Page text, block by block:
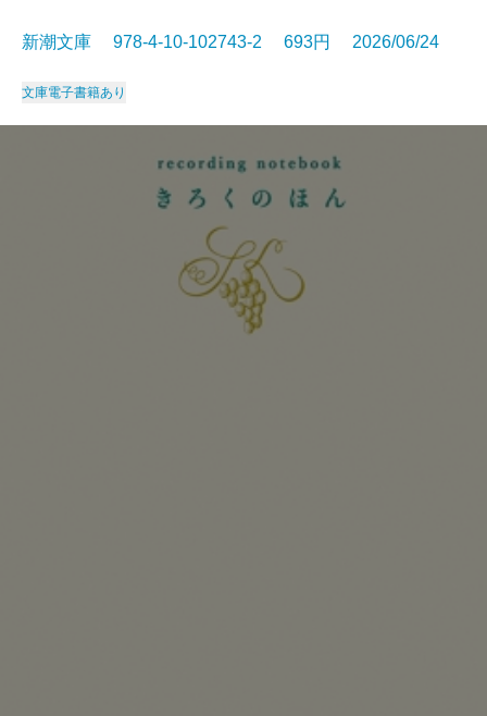
新潮文庫 978-4-10-102743-2 693円 2026/06/24
文庫電子書籍あり